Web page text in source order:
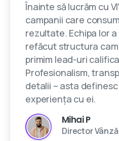
Înainte să lucrăm cu
campanii care
rezultate. Echipa lor
refăcut structura
primim lead-uri
Profesionalism,
detalii – asta
experiența cu ei.
Mihai P
Director